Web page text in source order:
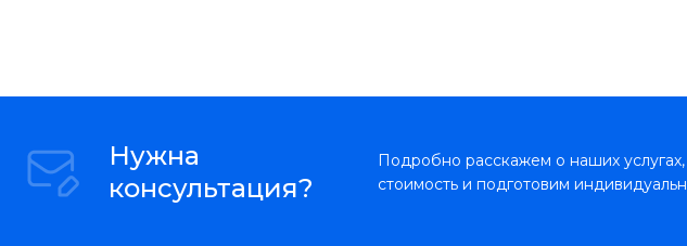
Нужна
консультация?
Подробно расскажем о наших
стоимость и подготовим